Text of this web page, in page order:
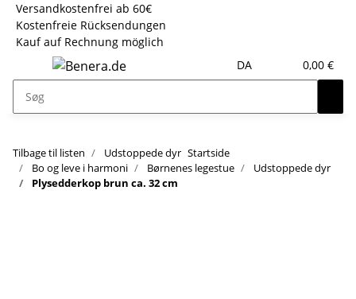
Versandkostenfrei ab 60€
Kostenfreie Rücksendungen
Kauf auf Rechnung möglich
DA
0,00 €
Tilbage til listen Udstoppede dyr Startside
Bo og leve i harmoni
Børnenes legestue
Udstoppede dyr
Plysedderkop brun ca. 32 cm